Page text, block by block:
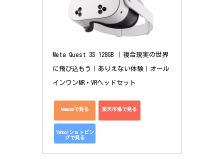
Meta Quest 3S 128GB ｜複合現実の世界
に飛び込もう｜ありえない体験｜オール
インワンMR・VRヘッドセット
Amazonで見る 楽天市場で見る
Yahoo!ショッピン
グで見る